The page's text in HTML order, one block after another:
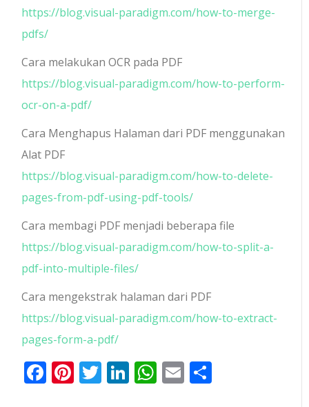
https://blog.visual-paradigm.com/how-to-merge-
pdfs/
Cara melakukan OCR pada PDF
https://blog.visual-paradigm.com/how-to-perform-
ocr-on-a-pdf/
Cara Menghapus Halaman dari PDF menggunakan
Alat PDF
https://blog.visual-paradigm.com/how-to-delete-
pages-from-pdf-using-pdf-tools/
Cara membagi PDF menjadi beberapa file
https://blog.visual-paradigm.com/how-to-split-a-
pdf-into-multiple-files/
Cara mengekstrak halaman dari PDF
https://blog.visual-paradigm.com/how-to-extract-
pages-form-a-pdf/
Facebook
Pinterest
Twitter
LinkedIn
WhatsApp
Email